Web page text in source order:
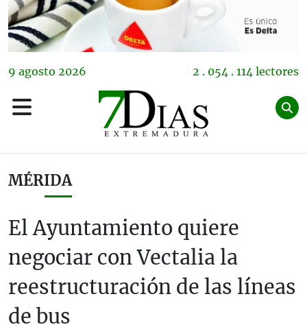
9 agosto 2026 2 . 054 . 114 lectores
MÉRIDA
El Ayuntamiento quiere
negociar con Vectalia la
reestructuración de las líneas
de bus